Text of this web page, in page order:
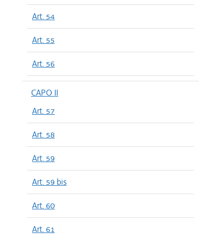
Art. 54
Art. 55
Art. 56
CAPO II
Art. 57
Art. 58
Art. 59
Art. 59 bis
Art. 60
Art. 61